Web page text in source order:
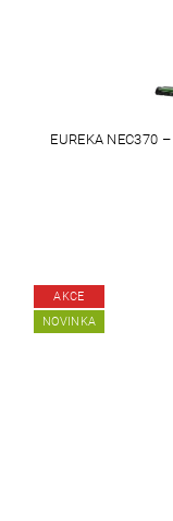
EUREKA NEC370
AKCE
NOVINKA